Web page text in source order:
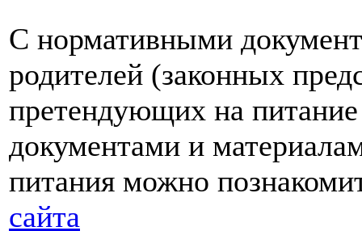
С нормативными
родителей (законных
претендующих на
документами и
питания можно
сайта